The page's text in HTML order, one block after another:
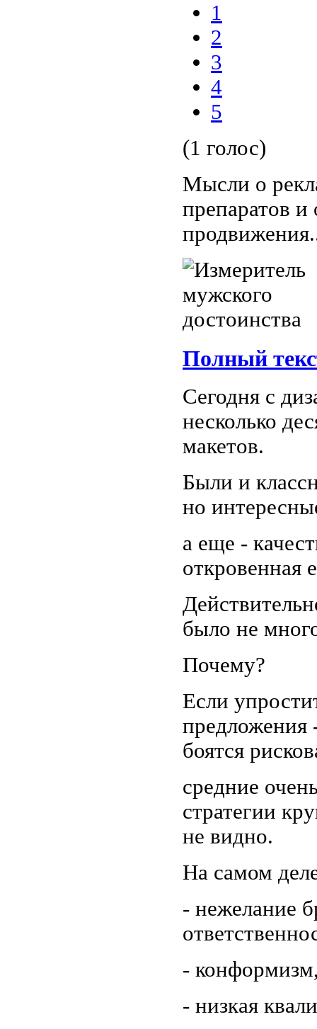
1
2
3
4
5
(1 голос)
Мысли о
препаратов
Полный
Сегодня с
несколько
макетов.
Были и
но
а еще -
откровенная
было не
Почему?
Если
предложения
боятся
средние
стратегии
не видно.
На самом
- нежелание
-
- низкая